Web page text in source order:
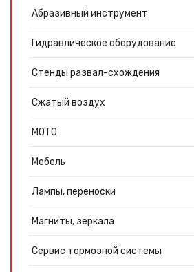
Абразивный инструмент
Гидравлическое оборудование
Стенды развал-схождения
Сжатый воздух
МОТО
Мебель
Лампы, переноски
Магниты, зеркала
Сервис тормозной системы